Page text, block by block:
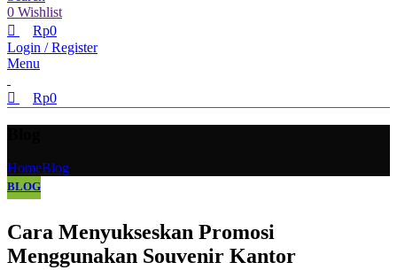
0 Wishlist
Rp0
Login / Register
Menu
Rp0
HomeBlog
BLOG
Cara Menyukseskan Promosi
Menggunakan Souvenir Kantor